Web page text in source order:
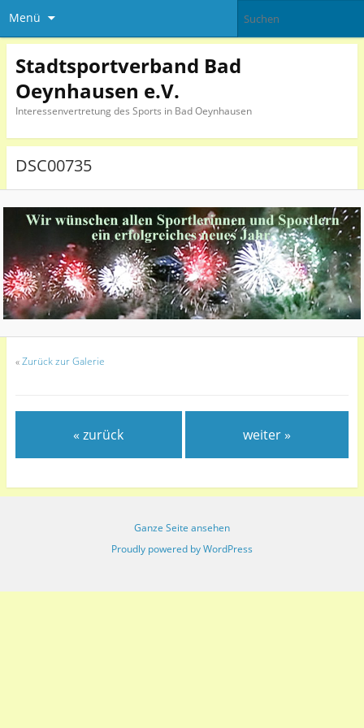
Menü
Stadtsportverband Bad
Oeynhausen e.V.
Interessenvertretung des Sports in Bad Oeynhausen
DSC00735
«Zurück zur Galerie
« zurück weiter »
Ganze Seite ansehen
Proudly powered by WordPress